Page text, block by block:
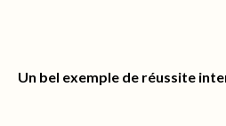
Un bel exemple de réussite